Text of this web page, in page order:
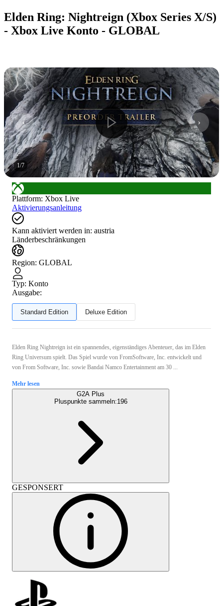
Elden Ring: Nightreign (Xbox Series X/S)
- Xbox Live Konto - GLOBAL
1/7
Plattform: Xbox Live
Aktivierungsanleitung
Kann aktiviert werden in: austria
Länderbeschränkungen
Region: GLOBAL
Typ: Konto
Ausgabe:
Standard Edition Deluxe Edition
Elden Ring Nightreign ist ein spannendes, eigenständiges Abenteuer, das im Elden
Ring Universum spielt. Das Spiel wurde von FromSoftware, Inc. entwickelt und
von From Software, Inc. sowie Bandai Namco Entertainment am 30 ...
Mehr lesen
G2A Plus
Pluspunkte sammeln:196
GESPONSERT